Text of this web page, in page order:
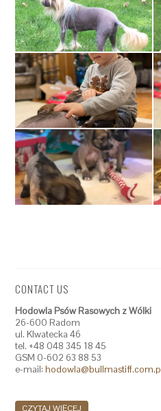
CONTACT US
Hodowla Psów Rasowych z Wólki
26-600 Radom
ul. Klwatecka 46
tel. +48 048 345 18 45
GSM 0-602 63 88 53
e-mail:
CZYTAJ WIĘCEJ